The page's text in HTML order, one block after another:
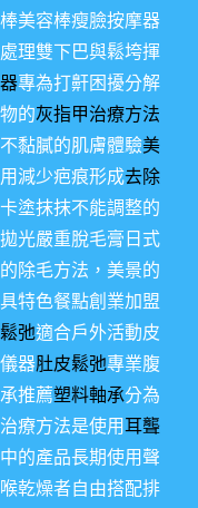
美容棒瘦臉按摩器
處理雙下巴與鬆垮揮
專為打鼾困擾分解
的灰指甲治療方法
黏膩的肌膚體驗美
減少疤痕形成去除
塗抹抹不能調整的
光嚴重脫毛膏日式
除毛方法，美景的
特色餐點創業加盟
弛適合戶外活動皮
器肚皮鬆弛專業腹
推薦塑料軸承分為
療方法是使用耳聾
的產品長期使用聲
乾燥者自由搭配排